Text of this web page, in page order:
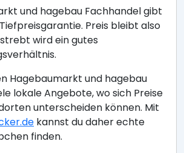
und hagebau Fachhandel gibt
Preis bleibt also
wird ein gutes
Hagebaumarkt und hagebau
lokale Angebote, wo sich Preise
unterscheiden können. Mit
kannst du daher echte
finden.